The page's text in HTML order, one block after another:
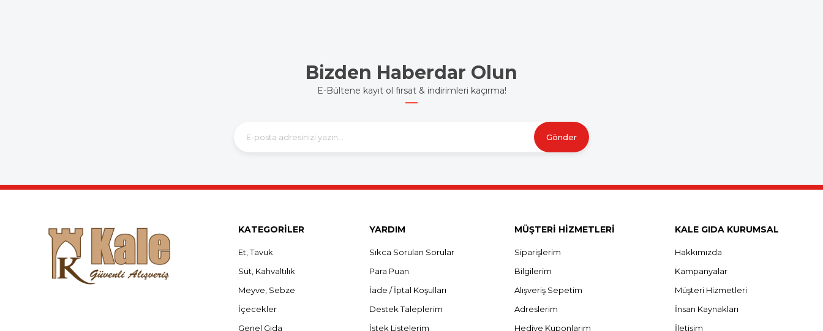
Bizden Haberdar Olun
E-Bültene kayıt ol fırsat & indirimleri kaçırma!
Gönder
KATEGORİLER
Et, Tavuk
Süt, Kahvaltılık
Meyve, Sebze
İçecekler
Genel Gıda
YARDIM
Sıkca Sorulan Sorular
Para Puan
İade / İptal Koşulları
Destek Taleplerim
İstek Listelerim
MÜŞTERİ HİZMETLERİ
Siparişlerim
Bilgilerim
Alışveriş Sepetim
Adreslerim
Hediye Kuponlarım
KALE GIDA KURUMSAL
Hakkımızda
Kampanyalar
Müşteri Hizmetleri
İnsan Kaynakları
İletişim